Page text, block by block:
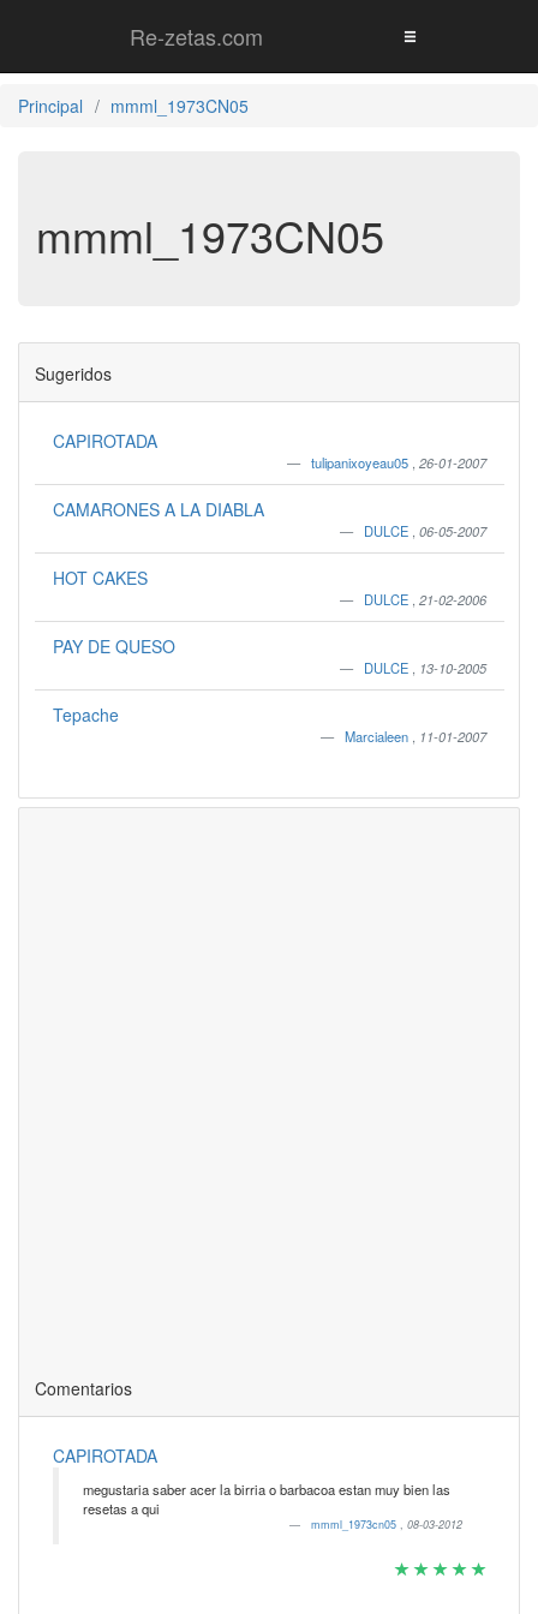
Re-zetas.com
Principal mmml_1973CN05
mmml_1973CN05
Sugeridos
CAPIROTADA
tulipanixoyeau05 26-01-2007
CAMARONES A LA DIABLA
DULCE 06-05-2007
HOT CAKES
DULCE 21-02-2006
PAY DE QUESO
DULCE 13-10-2005
Tepache
Marcialeen 11-01-2007
Comentarios
CAPIROTADA
megustaria saber acer la birria o barbacoa estan muy bien las
resetas a qui
mmml_1973cn05 , 08-03-2012